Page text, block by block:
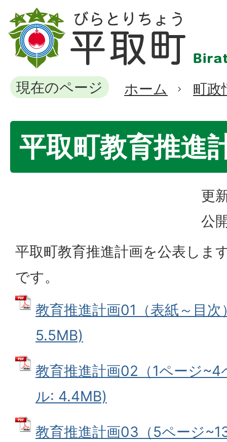
現在のページ ホーム 町政
平取町教育推進
更
公
平取町教育推進計画を公表しま
です。
教育推進計画01（表紙～目
5.5MB)
教育推進計画02（1ページ~4
ル: 4.4MB)
教育推進計画03（5ページ